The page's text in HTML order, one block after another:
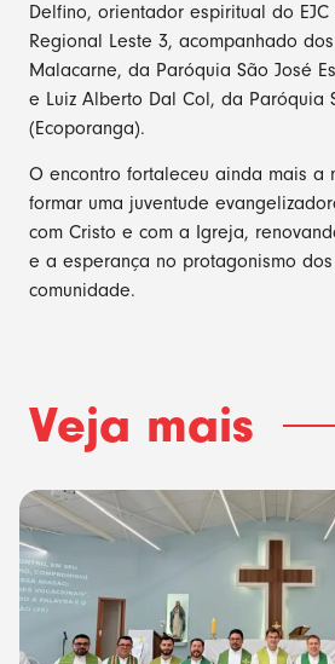
Delfino, orientador espiritual do
Regional Leste 3, acompanhado
Malacarne, da Paróquia São José
e Luiz Alberto Dal Col, da Paróquia
(Ecoporanga).
O encontro fortaleceu ainda mais a
formar uma juventude
com Cristo e com a Igreja,
e a esperança no protagonismo
comunidade.
Veja mais